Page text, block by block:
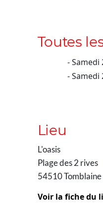
Toutes
Samedi
Samedi
Lieu
L'oasis
Plage des 2 rives
54510 Tomblaine
Voir la fiche du